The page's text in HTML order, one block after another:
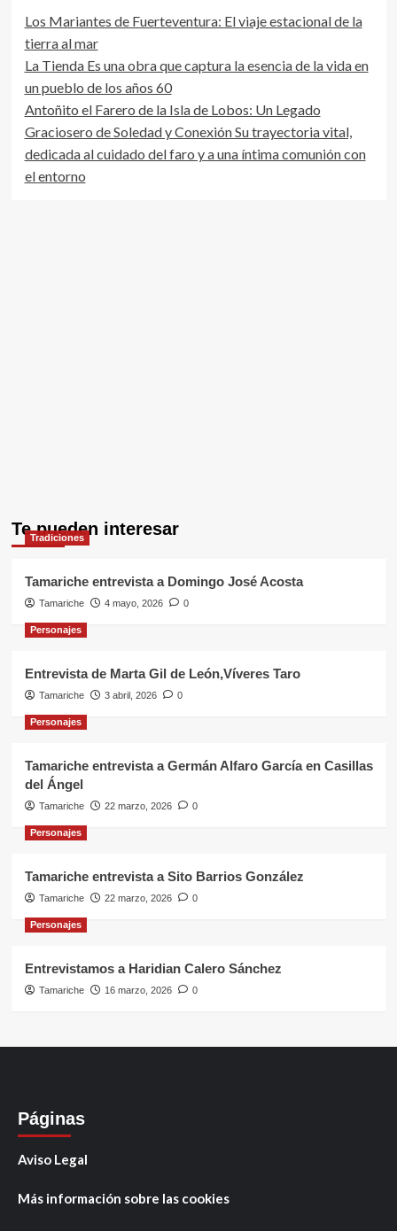
Román
Cabrera
Oramas
Museo
Activo
del
Gofio
entradas
Los Mariantes de Fuerteventura: El viaje estacional de la
tierra al mar
La Tienda Es una obra que captura la esencia de la vida en
un pueblo de los años 60
Antoñito el Farero de la Isla de Lobos: Un Legado
Graciosero de Soledad y Conexión Su trayectoria vital,
dedicada al cuidado del faro y a una íntima comunión con
el entorno
Te pueden interesar
Tradiciones
Tamariche entrevista a Domingo José Acosta
Tamariche 4 mayo, 2026 0
Personajes
Entrevista de Marta Gil de León,Víveres Taro
Tamariche 3 abril, 2026 0
Personajes
Tamariche entrevista a Germán Alfaro García en Casillas
del Ángel
Tamariche 22 marzo, 2026 0
Personajes
Tamariche entrevista a Sito Barrios González
Tamariche 22 marzo, 2026 0
Personajes
Entrevistamos a Haridian Calero Sánchez
Tamariche 16 marzo, 2026 0
Páginas
Aviso Legal
Más información sobre las cookies